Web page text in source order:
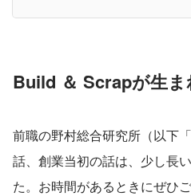
Build ＆ Scrapが生
前職の野村総合研究所（以下
話、創業当初の話は、少し長
た。お時間があるときにぜひご